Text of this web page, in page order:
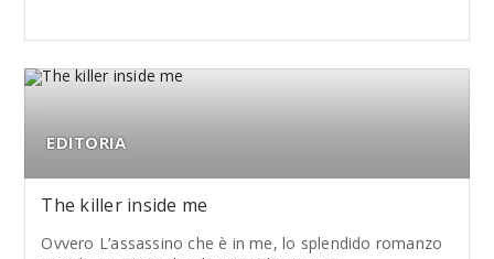
EDITORIA
The killer inside me
Ovvero L’assassino che è in me, lo splendido romanzo